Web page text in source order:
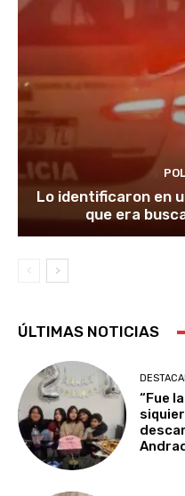
Lo identificaron en
que era
ÚLTIMAS NOTICIAS
“Fue